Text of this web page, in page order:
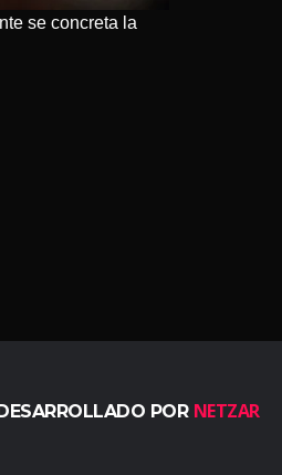
se concreta la
POR NETZAR